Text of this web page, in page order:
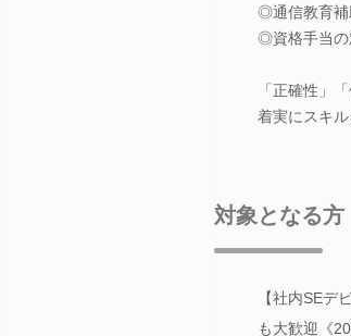
◎通信教育補
◎資格手当の
「正確性」
着実にスキル
対象となる方
【社内SE
も大歓迎《